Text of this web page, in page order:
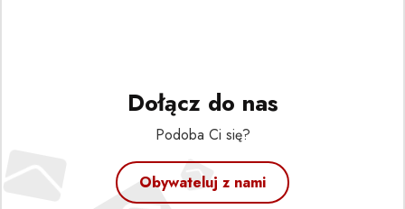
Dołącz do nas
Podoba Ci się?
Obywateluj z nami